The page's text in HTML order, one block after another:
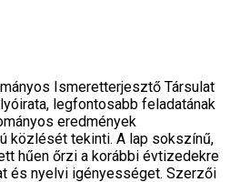
Ismeretterjesztő Társulat
legfontosabb feladatának
eredmények
közlését tekinti. A lap sokszínű,
hűen őrzi a korábbi évtizedekre
és nyelvi igényességet. Szerzői